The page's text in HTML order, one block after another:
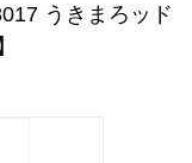
うきまろッド